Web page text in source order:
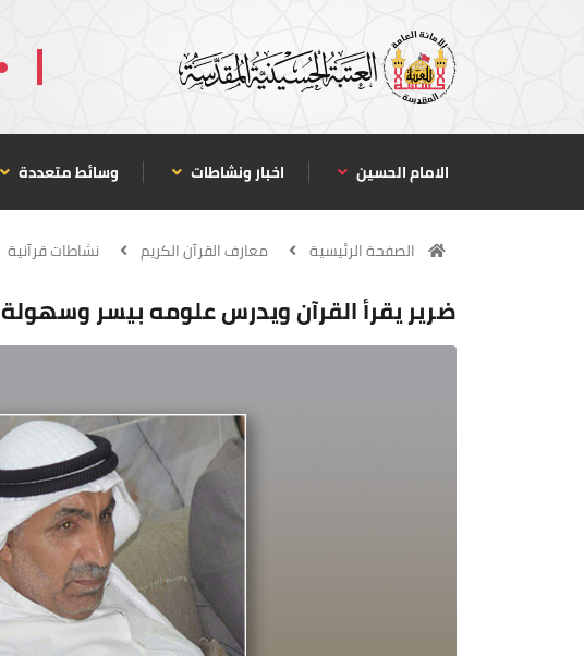
الامام الحسين اخبار ونشاطات وسائط متعددة
الصفحة الرئيسية معارف القرآن الكريم نشاطات قرآنية
ضرير يقرأ القرآن ويدرس علومه بيسر وسهولة